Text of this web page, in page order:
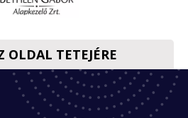
OLDAL TETEJÉRE